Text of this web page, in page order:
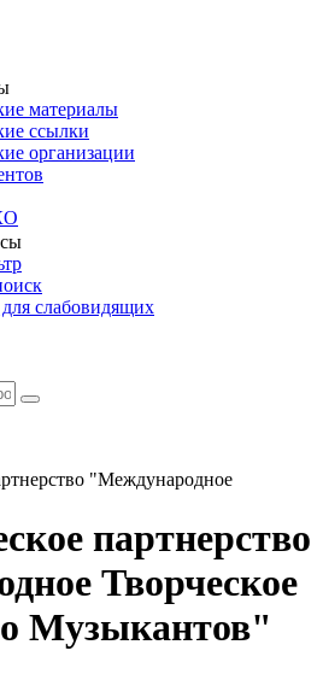
материалы
ссылки
организации
слабовидящих
"Международное
партнерство
Творческое
Музыкантов"